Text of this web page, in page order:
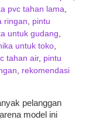
pvc tahan lama,
ringan, pintu
untuk gudang,
untuk toko,
tahan air, pintu
, rekomendasi
pelanggan
model ini